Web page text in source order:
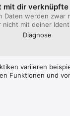
Sie die AirMini by
mit Fragen im
an einen Arzt oder
glauben, dass Sie
mit dir verknüpfte
Daten werden zwar
nicht mit deiner
Diagnose
variieren
Funktionen und